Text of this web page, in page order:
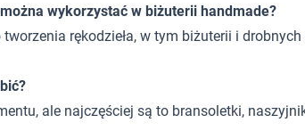
wykorzystać w biżuterii handmade?
rękodzieła, w tym biżuterii i drobnych
ale najczęściej są to bransoletki,